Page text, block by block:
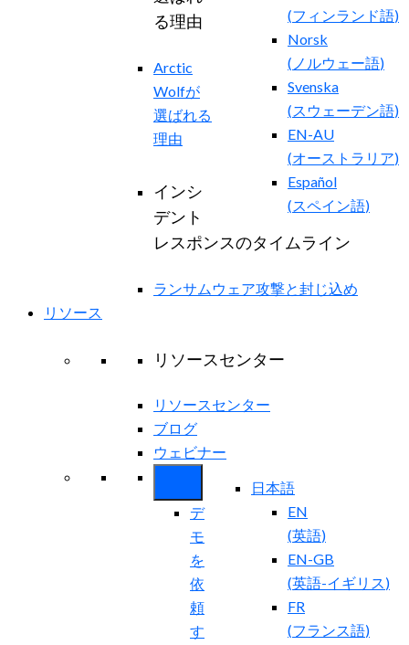
(フィンランド語)
Norsk
( ノルウェー語)
Svenska
(スウェーデン語)
EN-AU
(オーストラリア)
Español
(スペイン語)
る理由
Arctic
Wolfが
選ばれる
理由
インシ
デント
レスポンスのタイムライン
ランサムウェア攻撃と封じ込め
リソース
リソースセンター
リソースセンター
ブログ
ウェビナー
日本語
EN
(英語)
EN-GB
(英語-イギリス)
FR
(フランス語)
デ
モ
を
依
頼
す